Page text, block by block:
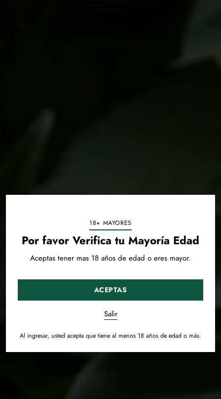
18+ MAYORES
Por favor Verifica tu Mayoría Edad
Aceptas tener mas 18 años de edad o eres mayor.
ACEPTAS
Salir
Al ingresar, usted acepta que tiene al menos 18 años de edad o más.